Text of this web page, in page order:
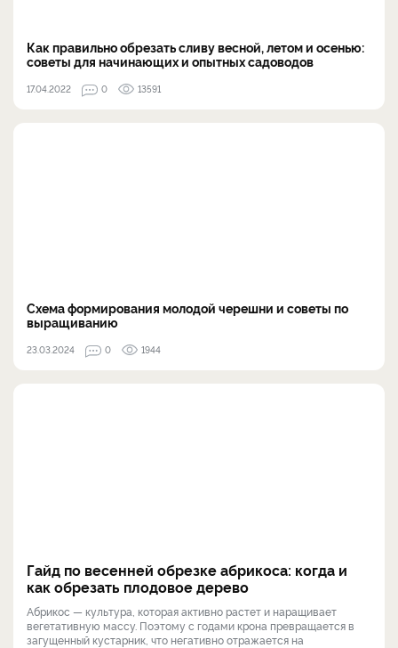
Как правильно обрезать сливу весной, летом и осенью:
советы для начинающих и опытных садоводов
17.04.2022 0 13591
Схема формирования молодой черешни и советы по
выращиванию
23.03.2024 0 1944
Гайд по весенней обрезке абрикоса: когда и
как обрезать плодовое дерево
Абрикос — культура, которая активно растет и наращивает
вегетативную массу. Поэтому с годами крона превращается в
загущенный кустарник, что негативно отражается на